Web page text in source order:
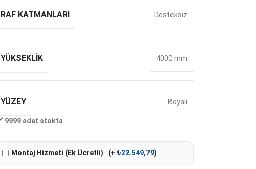
RAF KATMANLARI Desteksiz
YÜKSEKLIK 4000 mm
YÜZEY Boyalı
9999 adet stokta
Montaj Hizmeti (Ek Ücretli) (+ ₺22.549,79)